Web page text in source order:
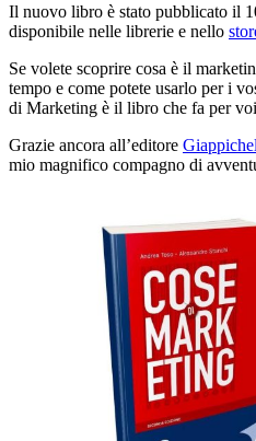
Il nuovo libro è stato pubblicato il
disponibile nelle librerie e nello
Se volete scoprire cosa è il
tempo e come potete usarlo per i
di Marketing è il libro che fa per
Grazie ancora all’editore
mio magnifico compagno di